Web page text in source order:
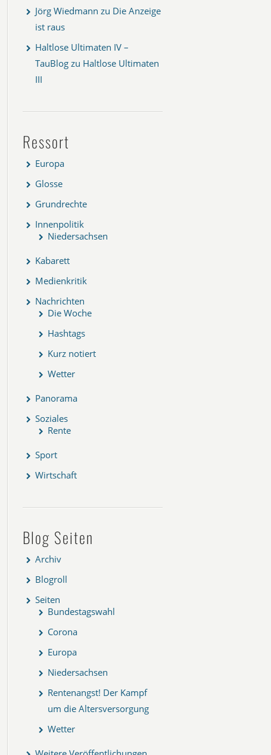
Jörg Wiedmann zu Die Anzeige
ist raus
Haltlose Ultimaten IV –
TauBlog zu Haltlose Ultimaten
III
Ressort
Europa
Glosse
Grundrechte
Innenpolitik
Niedersachsen
Kabarett
Medienkritik
Nachrichten
Die Woche
Hashtags
Kurz notiert
Wetter
Panorama
Soziales
Rente
Sport
Wirtschaft
Blog Seiten
Archiv
Blogroll
Seiten
Bundestagswahl
Corona
Europa
Niedersachsen
Rentenangst! Der Kampf
um die Altersversorgung
Wetter